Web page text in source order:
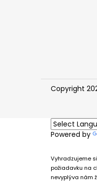
Copyright
Powered by
Vyhradzujeme
požiadavku na
nevyplýva nám